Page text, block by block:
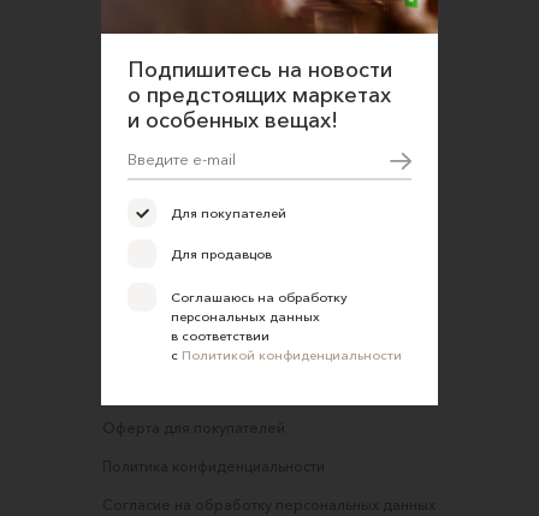
Соглашаюсь на обработку персональных
данных в соответствии
О нас
Открыть магазин
Участие в офлайн-маркете
Соглашение об оказании услуг
Правила сайта
Оферта для покупателей
Политика конфиденциальности
Согласие на обработку персональных данных
Подпишитесь на новости
о предстоящих маркетах
и особенных вещах!
Для покупателей
Для продавцов
Соглашаюсь на обработку
персональных данных
в соответствии
с Политикой конфиденциальности